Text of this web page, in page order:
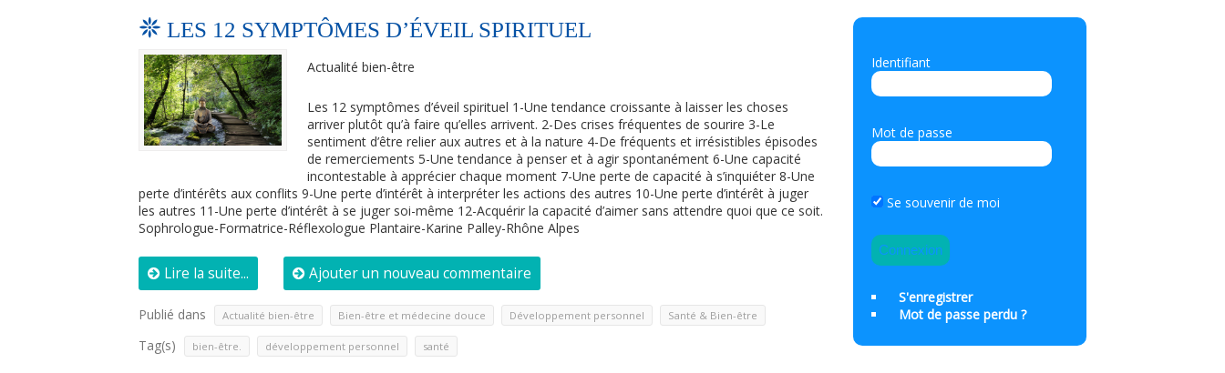
LES 12 SYMPTÔMES D’ÉVEIL SPIRITUEL
Actualité bien-être
Les 12 symptômes d’éveil spirituel 1-Une tendance croissante à laisser les choses
arriver plutôt qu’à faire qu’elles arrivent. 2-Des crises fréquentes de sourire 3-Le
sentiment d’être relier aux autres et à la nature 4-De fréquents et irrésistibles épisodes
de remerciements 5-Une tendance à penser et à agir spontanément 6-Une capacité
incontestable à apprécier chaque moment 7-Une perte de capacité à s’inquiéter 8-Une
perte d’intérêts aux conflits 9-Une perte d’intérêt à interpréter les actions des autres 10-Une perte d’intérêt à juger
les autres 11-Une perte d’intérêt à se juger soi-même 12-Acquérir la capacité d’aimer sans attendre quoi que ce soit.
Sophrologue-Formatrice-Réflexologue Plantaire-Karine Palley-Rhône Alpes
Lire la suite... Ajouter un nouveau commentaire
Publié dans Actualité bien-être Bien-être et médecine douce Développement personnel Santé & Bien-être
Tag(s) bien-être. développement personnel santé
Identifiant
Mot de passe
Se souvenir de moi
S'enregistrer
Mot de passe perdu ?